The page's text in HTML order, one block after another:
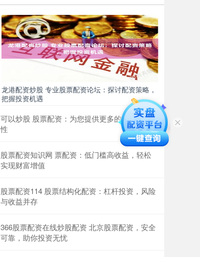
龙港配资炒股 专业股票配资论坛：探讨配资策略，
把握投资机遇
可以炒股 股票配资：为您提供更多的投资灵活
性
股票配资知识网 票配资：低门槛高收益，轻松
实现财富增值
股票配资114 股票结构化配资：杠杆投资，风险
与收益并存
366股票配资在线炒股配资 北京股票配资，安全
可靠，助你投资无忧